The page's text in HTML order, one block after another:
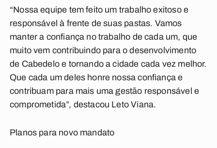
“Nossa equipe tem feito um trabalho exitoso e
responsável à frente de suas pastas. Vamos
manter a confiança no trabalho de cada um, que
muito vem contribuindo para o desenvolvimento
de Cabedelo e tornando a cidade cada vez melhor.
Que cada um deles honre nossa confiança e
contribuam para mais uma gestão responsável e
comprometida”, destacou Leto Viana.
Planos para novo mandato